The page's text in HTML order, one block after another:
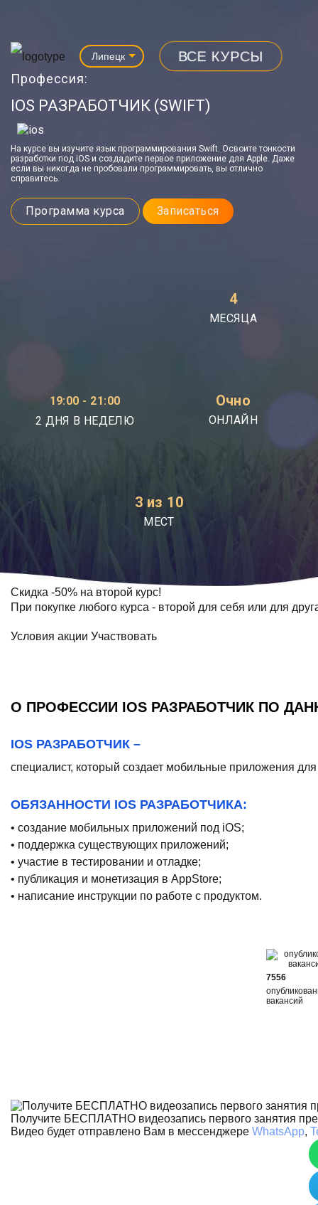
Липецк ВСЕ КУРСЫ
Профессия:
IOS РАЗРАБОТЧИК (SWIFT)
На курсе вы изучите язык программирования Swift. Освоите тонкости
разработки под iOS и создадите первое приложение для Apple. Даже
если вы никогда не пробовали программировать, вы отлично
справитесь.
Программа курса Записаться
4
МЕСЯЦА
19:00 - 21:00
2 ДНЯ В НЕДЕЛЮ
Очно
ОНЛАЙН
3 из 10
МЕСТ
Скидка -50% на второй курс!
При покупке любого курса - второй для себя или для
Условия акции Участвовать
О ПРОФЕССИИ IOS РАЗРАБОТЧИК ПО
IOS РАЗРАБОТЧИК –
специалист, который создает мобильные приложения
ОБЯЗАННОСТИ IOS РАЗРАБОТЧИКА:
• создание мобильных приложений под iOS;
• поддержка существующих приложений;
• участие в тестировании и отладке;
• публикация и монетизация в AppStore;
• написание инструкции по работе с продуктом.
7556
вакансий
Получите БЕСПЛАТНО видеозапись первого занятия
Видео будет отправлено Вам в мессенджере WhatsApp,